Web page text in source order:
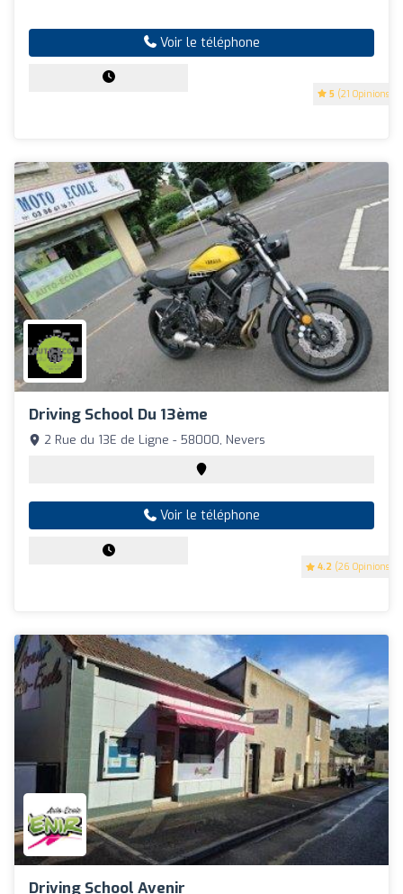
5 (21 Opinions)
Voir le téléphone
Driving School Du 13ème
4.2 (26 Opinions)
2 Rue du 13E de Ligne - 58000, Nevers
Voir le téléphone
Driving School Avenir